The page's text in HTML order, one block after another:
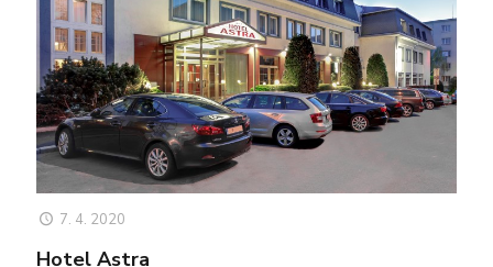
7. 4. 2020
Hotel Astra